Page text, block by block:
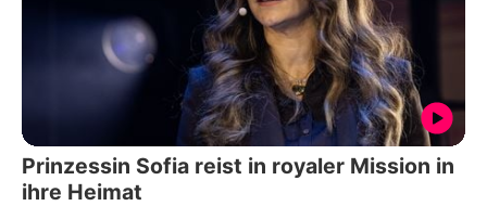
Prinzessin Sofia reist in royaler Mission in
ihre Heimat